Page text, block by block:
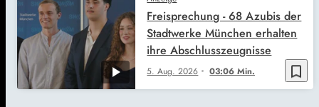
bookmark_border
5. Aug. 2026 03:06 Min.
Freisprechung - 68 Azubis der
Stadtwerke München erhalten
ihre Abschlusszeugnisse